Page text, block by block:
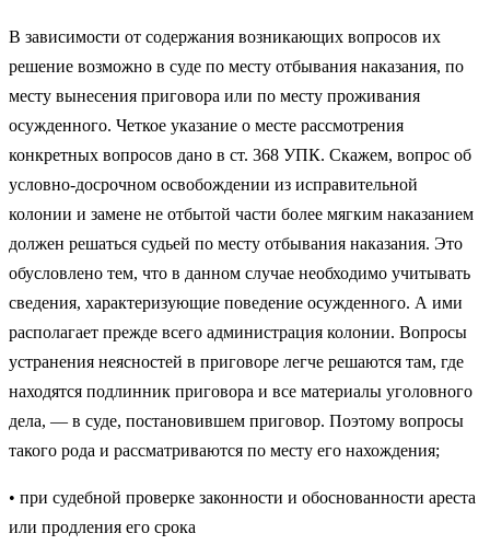
В зависимости от содержания возникающих вопросов их
решение воз­можно в суде по месту отбывания наказания, по
месту вынесения приговора или по месту проживания
осужденного. Четкое указание о месте рассмот­рения
конкретных вопросов дано в ст. 368 УПК. Скажем, вопрос об
услов­но-досрочном освобождении из исправительной
колонии и замене не отбытой части более мягким наказанием
должен решаться судьей по месту от­бывания наказания. Это
обусловлено тем, что в данном случае необходимо учитывать
сведения, характеризующие поведение осужденного. А ими
рас­полагает прежде всего администрация колонии. Вопросы
устранения неяс­ностей в приговоре легче решаются там, где
находятся подлинник пригово­ра и все материалы уголовного
дела, — в суде, постановившем приговор. Поэтому вопросы
такого рода и рассматриваются по месту его нахождения;
• при судебной проверке законности и обоснованности ареста
или продления его срока